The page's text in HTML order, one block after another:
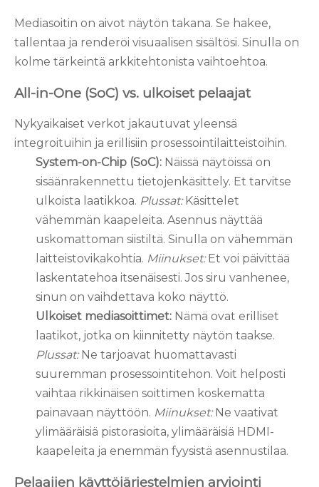
Mediasoitin on aivot näytön takana. Se hakee,
tallentaa ja renderöi visuaalisen sisältösi. Sinulla on
kolme tärkeintä arkkitehtonista vaihtoehtoa.
All-in-One (SoC) vs. ulkoiset pelaajat
Nykyaikaiset verkot jakautuvat yleensä
integroituihin ja erillisiin prosessointilaitteistoihin.
System-on-Chip (SoC): Näissä näytöissä on
sisäänrakennettu tietojenkäsittely. Et tarvitse
ulkoista laatikkoa. Plussat: Käsittelet
vähemmän kaapeleita. Asennus näyttää
uskomattoman siistiltä. Sinulla on vähemmän
laitteistovikakohtia. Miinukset: Et voi päivittää
laskentatehoa itsenäisesti. Jos siru vanhenee,
sinun on vaihdettava koko näyttö.
Ulkoiset mediasoittimet: Nämä ovat erilliset
laatikot, jotka on kiinnitetty näytön taakse.
Plussat: Ne tarjoavat huomattavasti
suuremman prosessointitehon. Voit helposti
vaihtaa rikkinäisen soittimen koskematta
painavaan näyttöön. Miinukset: Ne vaativat
ylimääräisiä pistorasioita, ylimääräisiä HDMI-
kaapeleita ja enemmän fyysistä asennustilaa.
Pelaajien käyttöjärjestelmien arviointi